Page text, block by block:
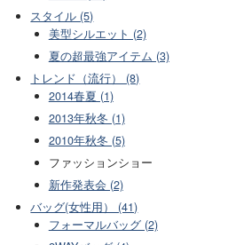
スタイル (5)
美型シルエット (2)
夏の超最強アイテム (3)
トレンド（流行） (8)
2014春夏 (1)
2013年秋冬 (1)
2010年秋冬 (5)
ファッションショー
新作発表会 (2)
バッグ(女性用） (41)
フォーマルバッグ (2)